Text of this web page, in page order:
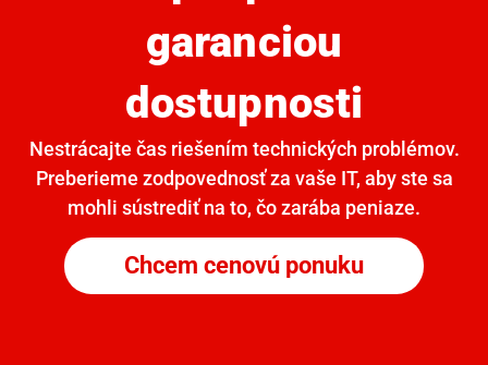
garanciou
dostupnosti
Nestrácajte čas riešením technických problémov.
Preberieme zodpovednosť za vaše IT, aby ste sa
mohli sústrediť na to, čo zarába peniaze.
Chcem cenovú ponuku